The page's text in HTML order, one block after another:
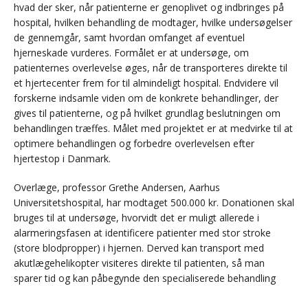
hvad der sker, når patienterne er genoplivet og indbringes på
hospital, hvilken behandling de modtager, hvilke undersøgelser
de gennemgår, samt hvordan omfanget af eventuel
hjerneskade vurderes. Formålet er at undersøge, om
patienternes overlevelse øges, når de transporteres direkte til
et hjertecenter frem for til almindeligt hospital. Endvidere vil
forskerne indsamle viden om de konkrete behandlinger, der
gives til patienterne, og på hvilket grundlag beslutningen om
behandlingen træffes. Målet med projektet er at medvirke til at
optimere behandlingen og forbedre overlevelsen efter
hjertestop i Danmark.
Overlæge, professor Grethe Andersen, Aarhus
Universitetshospital, har modtaget 500.000 kr. Donationen skal
bruges til at undersøge, hvorvidt det er muligt allerede i
alarmeringsfasen at identificere patienter med stor stroke
(store blodpropper) i hjernen. Derved kan transport med
akutlægehelikopter visiteres direkte til patienten, så man
sparer tid og kan påbegynde den specialiserede behandling